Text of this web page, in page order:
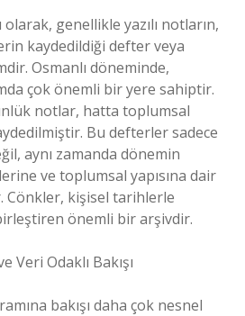
genellikle yazılı notların,
kaydedildiği defter veya
Osmanlı döneminde,
çok önemli bir yere sahiptir.
notlar, hatta toplumsal
Bu defterler sadece
aynı zamanda dönemin
ve toplumsal yapısına dair
Cönkler, kişisel tarihlerle
önemli bir arşivdir.
Veri Odaklı Bakışı
bakışı daha çok nesnel